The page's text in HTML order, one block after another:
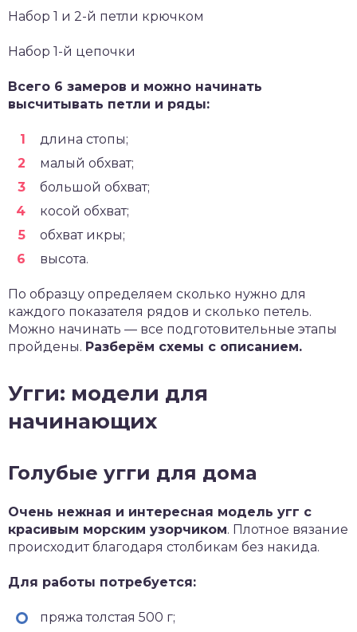
Набор 1 и 2-й петли крючком
Набор 1-й цепочки
Всего 6 замеров и можно начинать
высчитывать петли и ряды:
длина стопы;
малый обхват;
большой обхват;
косой обхват;
обхват икры;
высота.
По образцу определяем сколько нужно для
каждого показателя рядов и сколько петель.
Можно начинать — все подготовительные этапы
пройдены. Разберём схемы с описанием.
Угги: модели для
начинающих
Голубые угги для дома
Очень нежная и интересная модель угг с
красивым морским узорчиком. Плотное вязание
происходит благодаря столбикам без накида.
Для работы потребуется:
пряжа толстая 500 г;